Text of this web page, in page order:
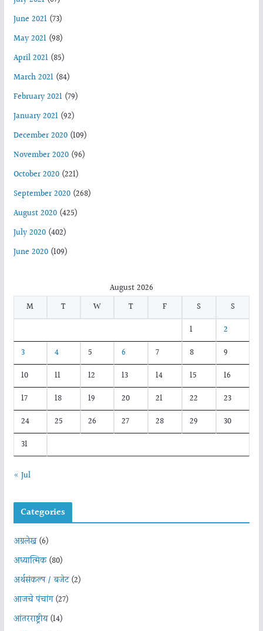
June 2021(73)
May 2021(98)
April 2021(85)
March 2021(84)
February 2021(79)
January 2021(92)
December 2020(109)
November 2020(96)
October 2020(221)
September 2020(268)
August 2020(425)
July 2020(402)
June 2020(109)
August 2026
M
T W T F S
S
1
2
3
4 5 6 7 8
9
10
11 12 13 14 15
16
17
18 19 20 21 22
23
24
25 26 27 28 29
30
31
« Jul
Categories
अग्रलेख(6)
अध्यात्मिक(80)
अर्थसंकल्प / बजेट(2)
आजचे पंचांग(27)
आंतरराष्ट्रीय(14)